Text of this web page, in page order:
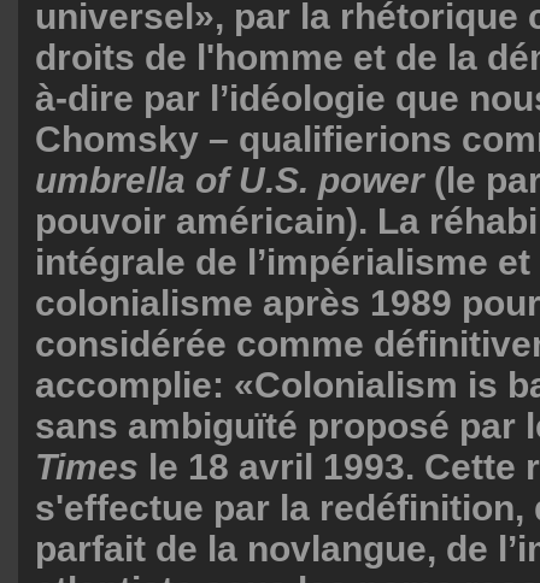
universel», par la rhétorique
droits de l'homme et de la
à-dire par l’idéologie que
Chomsky – qualifierions
umbrella of U.S. power(le
pouvoir américain). La
intégrale de l’impérialisme et
colonialisme après 1989
considérée comme
accomplie: «Colonialism is
sans ambiguïté proposé par
Times le 18 avril 1993. Cette
s'effectue par la redéfinition,
parfait de la novlangue, de